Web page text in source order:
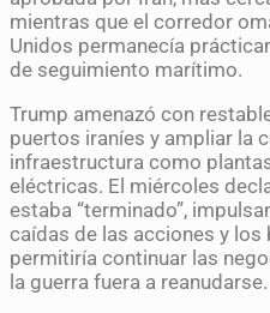
mientras que el corredor
Unidos permanecía
de seguimiento marítimo.
Trump amenazó con
puertos iraníes y ampliar la
infraestructura como
eléctricas. El miércoles
estaba “terminado”,
caídas de las acciones y
permitiría continuar las
la guerra fuera a reanudarse.